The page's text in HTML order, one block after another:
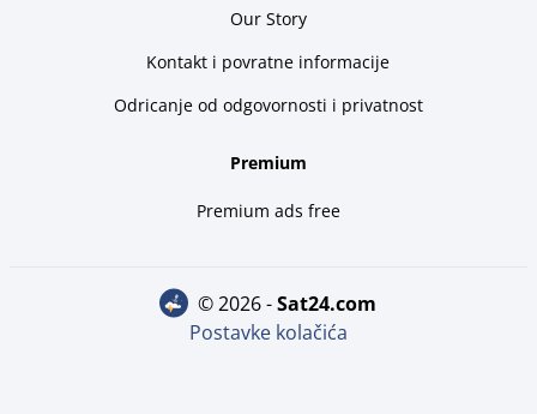
Our Story
Kontakt i povratne informacije
Odricanje od odgovornosti i privatnost
Premium
Premium ads free
© 2026 - sat24.com
Postavke kolačića